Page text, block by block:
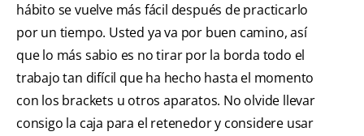
hábito se vuelve más fácil después de practicarlo
por un tiempo. Usted ya va por buen camino, así
que lo más sabio es no tirar por la borda todo el
trabajo tan difícil que ha hecho hasta el momento
con los brackets u otros aparatos. No olvide llevar
consigo la caja para el retenedor y considere usar